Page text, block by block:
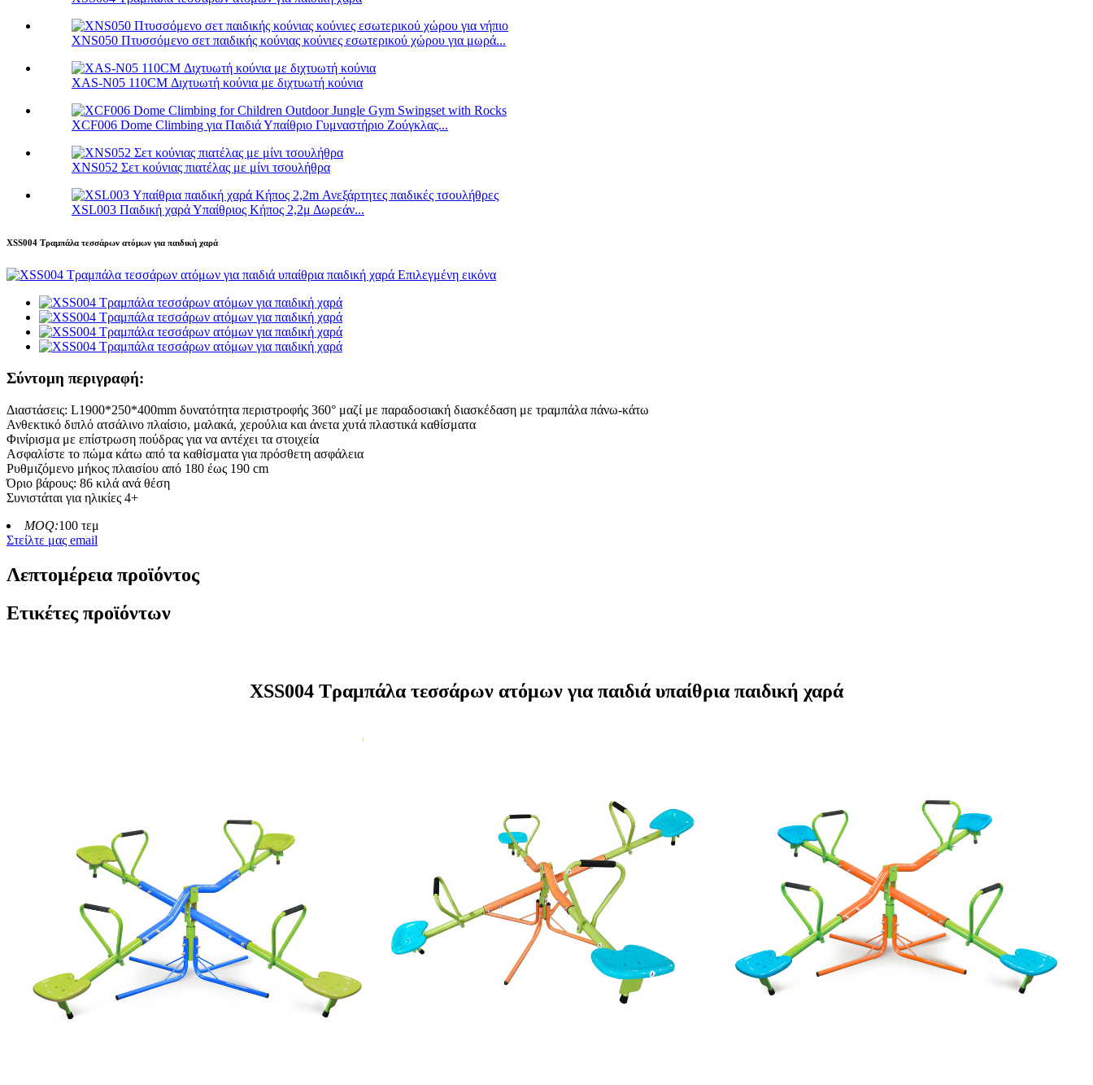
XNS050 Πτυσσόμενο σετ παιδικής κούνιας κούνιες εσωτερικού χώρου για μωρά...
XAS-N05 110CM Διχτυωτή κούνια με διχτυωτή κούνια
XCF006 Dome Climbing για Παιδιά Υπαίθριο Γυμναστήριο Ζούγκλας...
XNS052 Σετ κούνιας πιατέλας με μίνι τσουλήθρα
XSL003 Παιδική χαρά Υπαίθριος Κήπος 2,2μ Δωρεάν...
XSS004 Τραμπάλα τεσσάρων ατόμων για παιδική χαρά
Σύντομη περιγραφή:
Διαστάσεις: L1900*250*400mm δυνατότητα περιστροφής 360° μαζί με παραδοσιακή διασκέδαση με τραμπάλα πάνω-κάτω
Ανθεκτικό διπλό ατσάλινο πλαίσιο, μαλακά, χερούλια και άνετα χυτά πλαστικά καθίσματα
Φινίρισμα με επίστρωση πούδρας για να αντέχει τα στοιχεία
Ασφαλίστε το πώμα κάτω από τα καθίσματα για πρόσθετη ασφάλεια
Ρυθμιζόμενο μήκος πλαισίου από 180 έως 190 cm
Όριο βάρους: 86 κιλά ανά θέση
Συνιστάται για ηλικίες 4+
MOQ:100 τεμ
Στείλτε μας email
Λεπτομέρεια προϊόντος
Ετικέτες προϊόντων
XSS004 Τραμπάλα τεσσάρων ατόμων για παιδιά υπαίθρια παιδική χαρά